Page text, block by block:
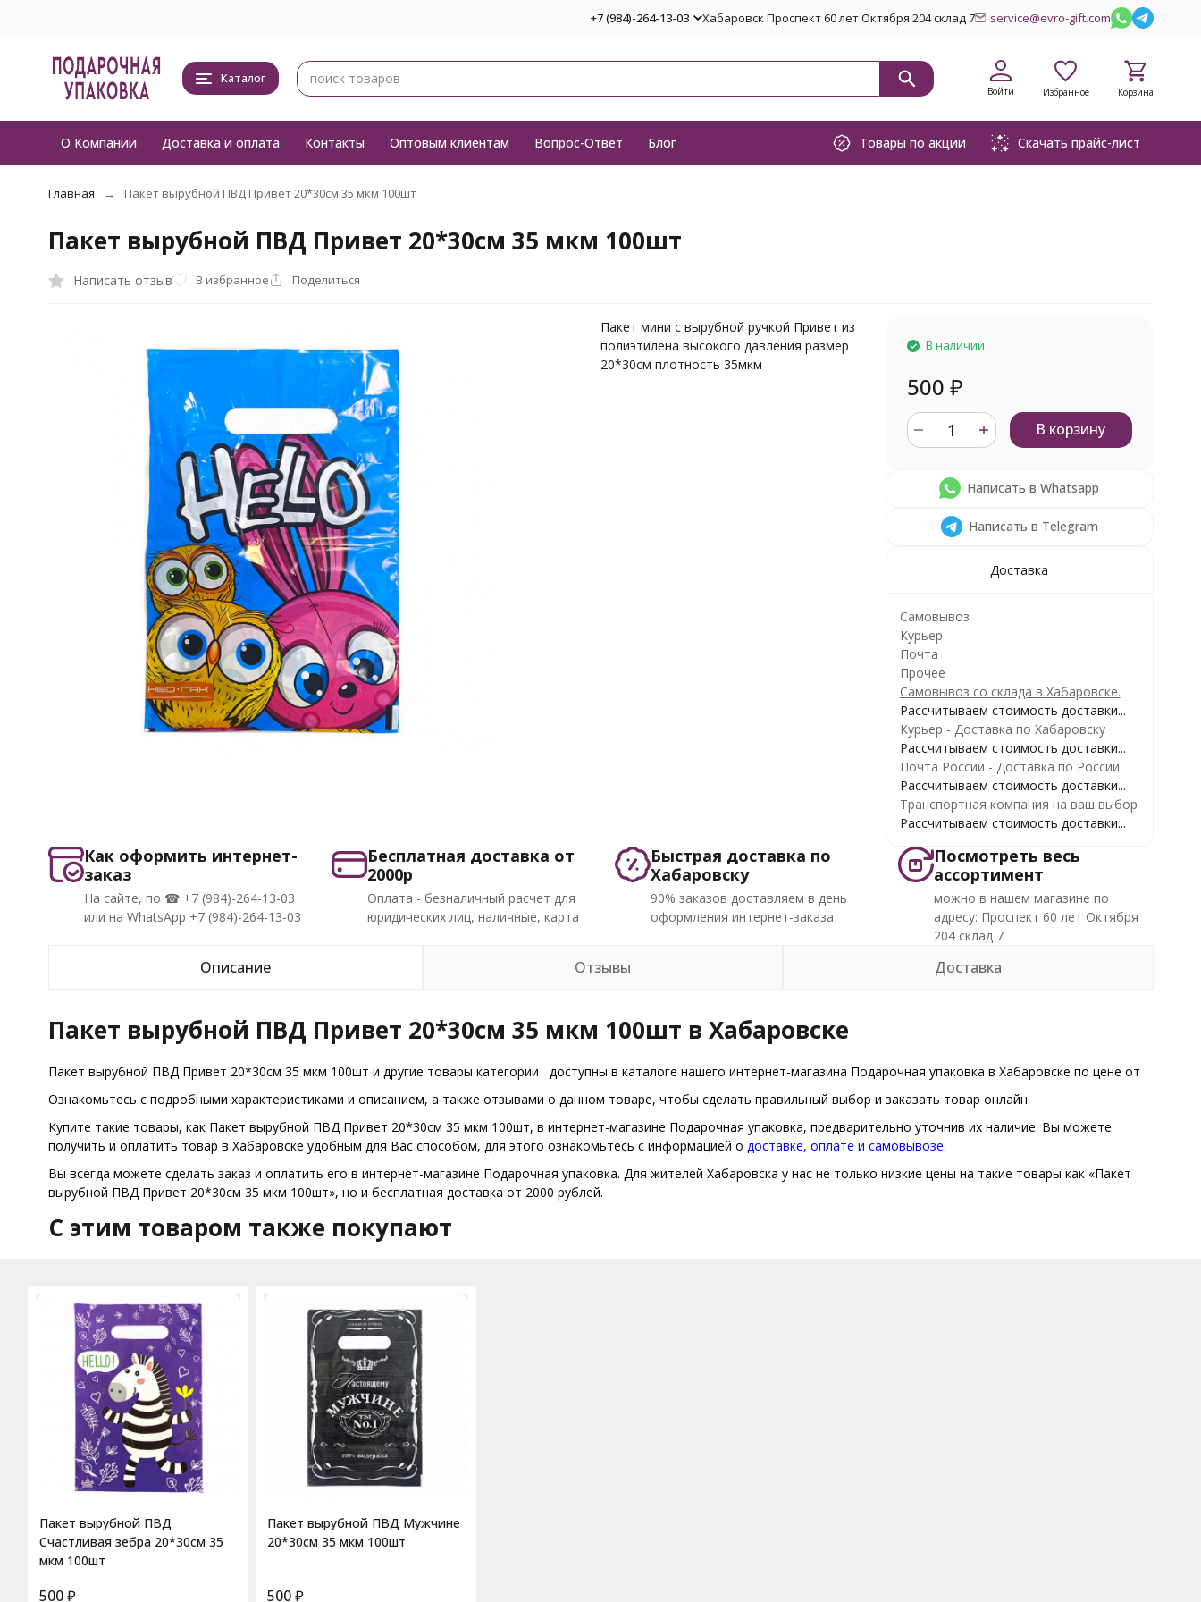
+7 (984)-264-13-03 Хабаровск Проспект 60 лет Октября 204 склад 7 service@evro-gift.com
Каталог
Войти Избранное Корзина
О Компании Доставка и оплата Контакты Оптовым клиентам Вопрос-Ответ Блог Товары по акции Скачать прайс-лист
Главная Пакет вырубной ПВД Привет 20*30см 35 мкм 100шт
Пакет вырубной ПВД Привет 20*30см 35 мкм 100шт
Написать отзыв В избранное Поделиться
Пакет мини с вырубной ручкой Привет из
полиэтилена высокого давления размер
20*30см плотность 35мкм
В наличии
500 ₽
В корзину
Написать в Whatsapp
Написать в Telegram
Доставка
Самовывоз
Курьер
Почта
Прочее
Самовывоз со склада в Хабаровске.
Рассчитываем стоимость доставки...
Курьер - Доставка по Хабаровску
Рассчитываем стоимость доставки...
Почта России - Доставка по России
Рассчитываем стоимость доставки...
Транспортная компания на ваш выбор
Рассчитываем стоимость доставки...
Как оформить интернет-
заказ
На сайте, по ☎ +7 (984)-264-13-03
или на WhatsApp +7 (984)-264-13-03
Бесплатная доставка от
2000р
Оплата - безналичный расчет для
юридических лиц, наличные, карта
Быстрая доставка по
Хабаровску
90% заказов доставляем в день
оформления интернет-заказа
Посмотреть весь
ассортимент
можно в нашем магазине по
адресу: Проспект 60 лет Октября
204 склад 7
Описание Отзывы Доставка
Пакет вырубной ПВД Привет 20*30см 35 мкм 100шт в Хабаровске
Пакет вырубной ПВД Привет 20*30см 35 мкм 100шт и другие товары категории
доступны в каталоге нашего интернет-магазина Подарочная упаковка в Хабаровске по цене от
Ознакомьтесь с подробными характеристиками и описанием, а также отзывами о данном товаре, чтобы сделать правильный выбор и заказать товар онлайн.
Купите такие товары, как Пакет вырубной ПВД Привет 20*30см 35 мкм 100шт, в интернет-магазине Подарочная упаковка, предварительно уточнив их наличие. Вы можете
получить и оплатить товар в Хабаровске удобным для Вас способом, для этого ознакомьтесь с информацией о доставке, оплате и самовывозе.
Вы всегда можете сделать заказ и оплатить его в интернет-магазине Подарочная упаковка. Для жителей Хабаровска у нас не только низкие цены на такие товары как «Пакет
вырубной ПВД Привет 20*30см 35 мкм 100шт», но и бесплатная доставка от 2000 рублей.
C этим товаром также покупают
Пакет вырубной ПВД
Счастливая зебра 20*30см 35
мкм 100шт
500 ₽
Пакет вырубной ПВД Мужчине
20*30см 35 мкм 100шт
500₽